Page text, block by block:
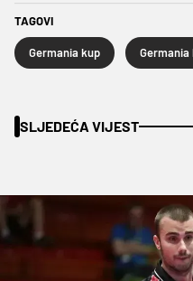
TAGOVI
Germania kup
SLJEDEĆA VIJEST